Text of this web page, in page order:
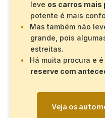
leve os carros mais
potente é mais
Mas também não
grande, pois
estreitas.
Há muita procura e
reserve com
Veja os